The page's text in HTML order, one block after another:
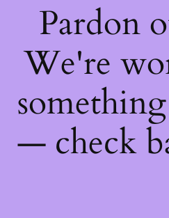
Pardon
We're
— check